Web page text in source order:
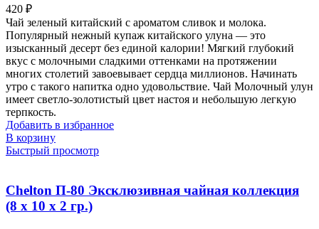
420 ₽
Чай зеленый китайский с ароматом сливок и молока.
Популярный нежный купаж китайского улуна — это
изысканный десерт без единой калории! Мягкий глубокий
вкус с молочными сладкими оттенками на протяжении
многих столетий завоевывает сердца миллионов. Начинать
утро с такого напитка одно удовольствие. Чай Молочный улун
имеет светло-золотистый цвет настоя и небольшую легкую
терпкость.
Добавить в избранное
В корзину
Быстрый просмотр
Chelton П-80 Эксклюзивная чайная коллекция
(8 х 10 х 2 гр.)